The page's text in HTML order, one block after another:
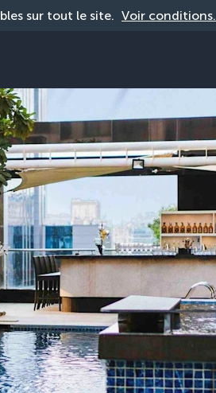
sur tout le site. Voir conditions.